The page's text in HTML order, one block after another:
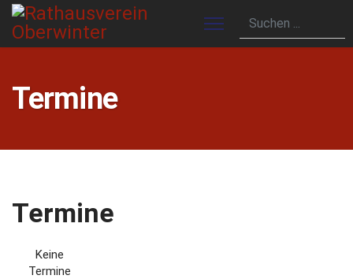
Termine
Termine
Keine
Termine